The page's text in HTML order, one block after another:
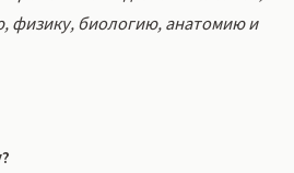
физику, биологию, анатомию и